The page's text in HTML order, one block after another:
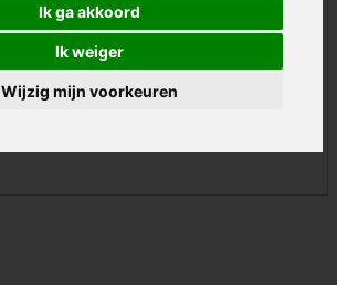
Ik ga akkoord
Ik weiger
Wijzig mijn voorkeuren